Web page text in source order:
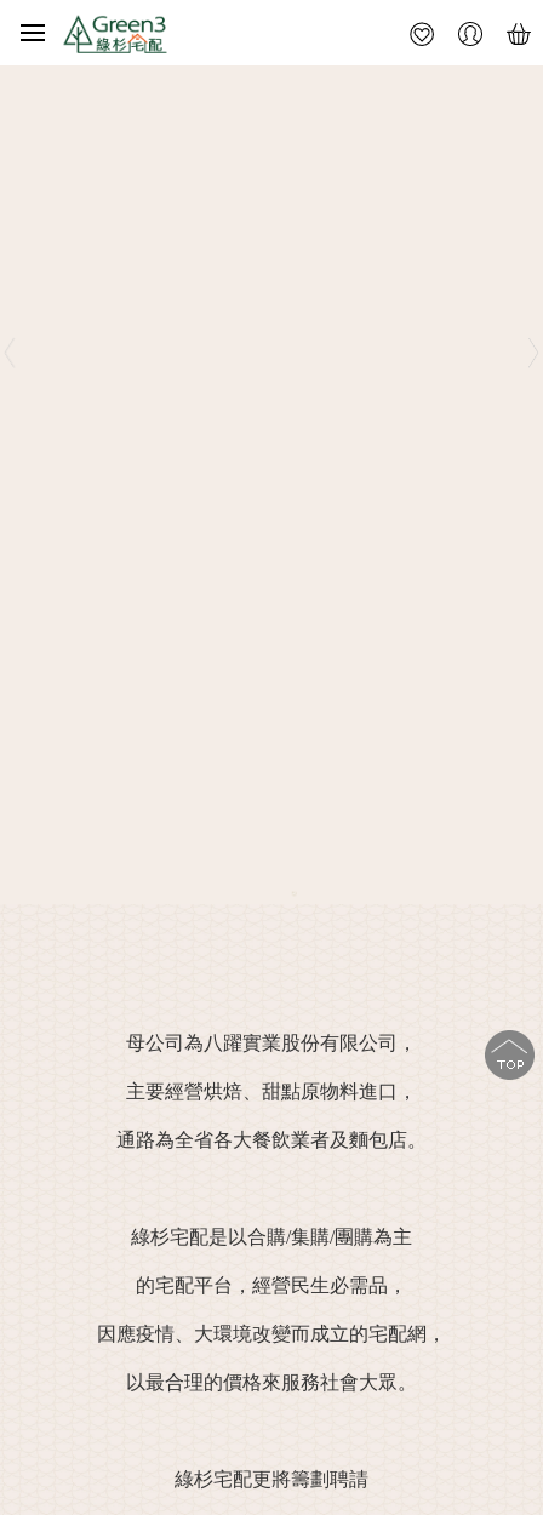
母公司為八躍實業股份有限公司，
主要經營烘焙、甜點原物料進口，
通路為全省各大餐飲業者及麵包店。
綠杉宅配是以合購/集購/團購為主
的宅配平台，經營民生必需品，
因應疫情、大環境改變而成立的宅配網，
以最合理的價格來服務社會大眾。
綠杉宅配更將籌劃聘請